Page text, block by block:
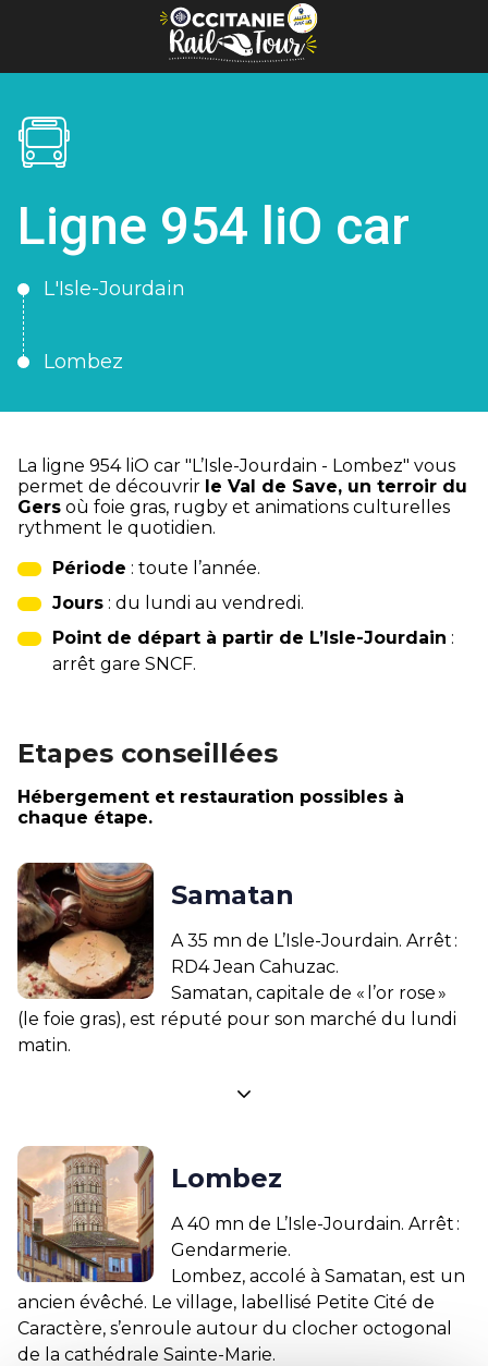
Panneau de gestion des cookies
Ligne 954 liO car
L'Isle-Jourdain
Lombez
La ligne 954 liO car "L’Isle-Jourdain - Lombez" vous
permet de découvrir le Val de Save, un terroir du
Gers où foie gras, rugby et animations culturelles
rythment le quotidien.
Période : toute l’année.
Jours : du lundi au vendredi.
Point de départ à partir de L’Isle-Jourdain :
arrêt gare SNCF.
Etapes conseillées
Hébergement et restauration possibles à
chaque étape.
Samatan
A 35 mn de L’Isle-Jourdain. Arrêt :
RD4 Jean Cahuzac.
Samatan, capitale de « l’or rose »
(le foie gras), est réputé pour son marché du lundi
matin.
Lombez
A 40 mn de L’Isle-Jourdain. Arrêt :
Gendarmerie.
Lombez, accolé à Samatan, est un
ancien évêché. Le village, labellisé Petite Cité de
Caractère, s’enroule autour du clocher octogonal
de la cathédrale Sainte-Marie.